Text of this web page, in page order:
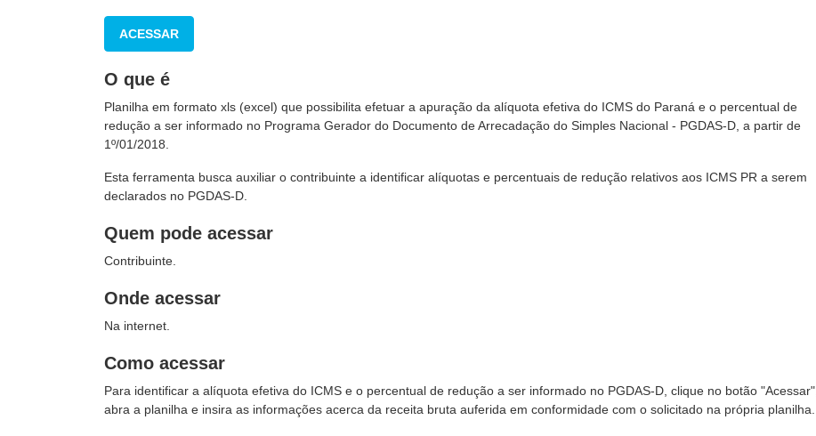
ACESSAR
O que é
Planilha em formato xls (excel) que possibilita efetuar a apuração da alíquota efetiva do ICMS do Paraná e o percentual de
redução a ser informado no Programa Gerador do Documento de Arrecadação do Simples Nacional - PGDAS-D, a partir de
1º/01/2018.
Esta ferramenta busca auxiliar o contribuinte a identificar alíquotas e percentuais de redução relativos aos ICMS PR a serem
declarados no PGDAS-D.
Quem pode acessar
Contribuinte.
Onde acessar
Na internet.
Como acessar
Para identificar a alíquota efetiva do ICMS e o percentual de redução a ser informado no PGDAS-D, clique no botão "Acessar",
abra a planilha e insira as informações acerca da receita bruta auferida em conformidade com o solicitado na própria planilha.